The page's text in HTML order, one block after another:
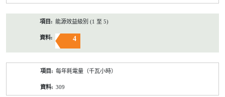
能源效益級別 (1 至 5)
4
每年耗電量（千瓦小時）
309